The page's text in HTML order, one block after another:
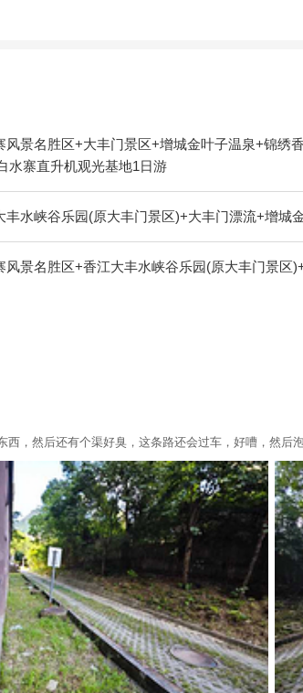
风景名胜区+大丰门景区+增城金叶子温泉+锦
水寨直升机观光基地1日游
丰水峡谷乐园(原大丰门景区)+大丰门漂流+增城
风景名胜区+香江大丰水峡谷乐园(原大丰门景
西，然后还有个渠好臭，这条路还会过车，好嘈，然